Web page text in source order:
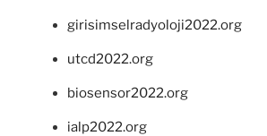
girisimselradyoloji2022.org
utcd2022.org
biosensor2022.org
ialp2022.org